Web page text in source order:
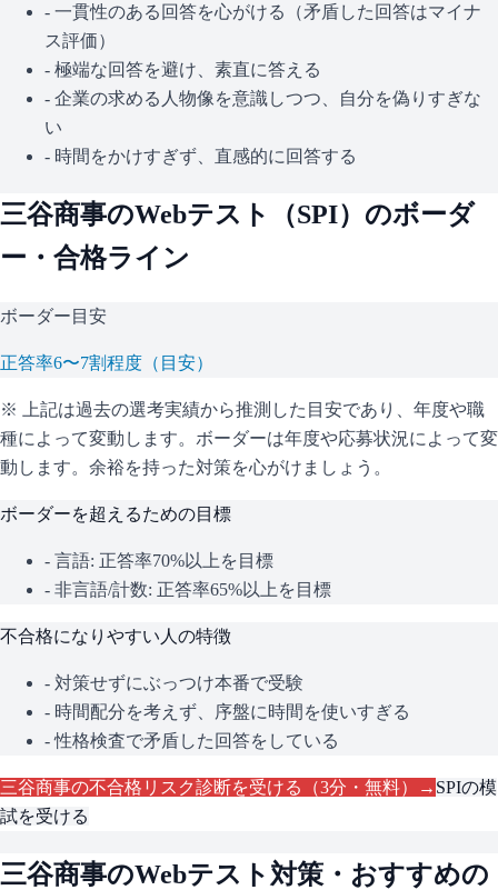
- 一貫性のある回答を心がける（矛盾した回答はマイナ
ス評価）
- 極端な回答を避け、素直に答える
- 企業の求める人物像を意識しつつ、自分を偽りすぎな
い
- 時間をかけすぎず、直感的に回答する
三谷商事のWebテスト（SPI）のボーダ
ー・合格ライン
ボーダー目安
正答率6〜7割程度（目安）
※ 上記は過去の選考実績から推測した目安であり、年度や職
種によって変動します。 ボーダーは年度や応募状況によって変
動します。余裕を持った対策を心がけましょう。
ボーダーを超えるための目標
- 言語: 正答率70%以上を目標
- 非言語/計数: 正答率65%以上を目標
不合格になりやすい人の特徴
- 対策せずにぶっつけ本番で受験
- 時間配分を考えず、序盤に時間を使いすぎる
- 性格検査で矛盾した回答をしている
三谷商事の不合格リスク診断を受ける（3分・無料）→ SPIの模
試を受ける
三谷商事のWebテスト対策・おすすめの